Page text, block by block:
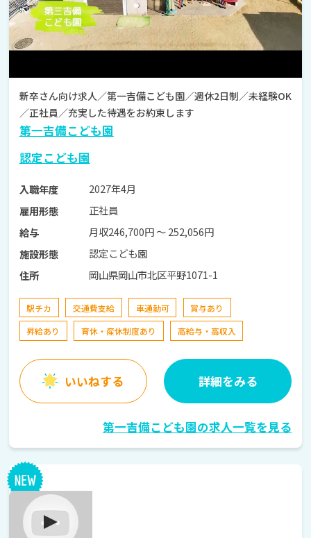
新卒さん向け求人／第一吉備こども園／週休2日制／未経験OK
／正社員／充実した待遇をお約束します
第一吉備こども園
認定こども園
入職年度
2027年4月
雇用形態
正社員
給与
月収246,700円 〜 252,056円
施設形態
認定こども園
住所
岡山県岡山市北区平野1071-1
駅チカ 交通費支給 車通勤可
賞与あり
昇給あり
育休・産休制度あり 高給与・高収入
いいねする 詳細をみる
第一吉備こども園の求人一覧を見る